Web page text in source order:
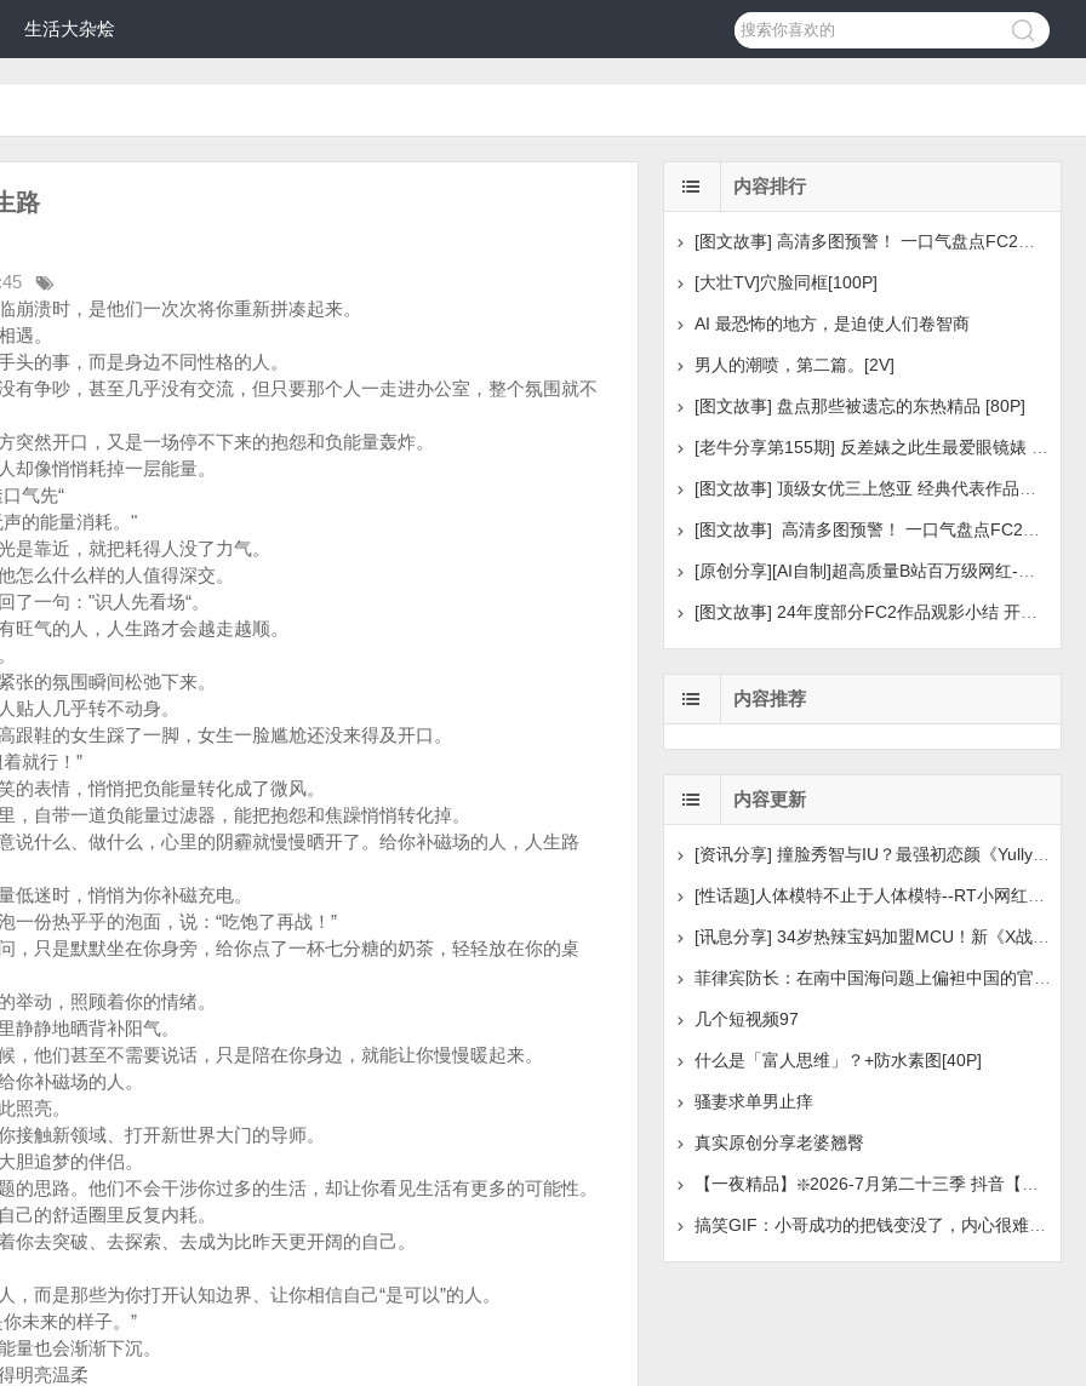
生活大杂烩
路
崩溃时，是他们一次次将你重新拼凑起来。
遇。
头的事，而是身边不同性格的人。
有争吵，甚至几乎没有交流，但只要那个人一走进办公室，整个氛围就不
突然开口，又是一场停不下来的抱怨和负能量轰炸。
却像悄悄耗掉一层能量。
气先“
的能量消耗。"
是靠近，就把耗得人没了力气。
怎么什么样的人值得深交。
一句："识人先看场“。
旺气的人，人生路才会越走越顺。
张的氛围瞬间松弛下来。
贴人几乎转不动身。
跟鞋的女生踩了一脚，女生一脸尴尬还没来得及开口。
就行！”
的表情，悄悄把负能量转化成了微风。
，自带一道负能量过滤器，能把抱怨和焦躁悄悄转化掉。
说什么、做什么，心里的阴霾就慢慢晒开了。给你补磁场的人，人生路
低迷时，悄悄为你补磁充电。
一份热乎乎的泡面，说：“吃饱了再战！”
，只是默默坐在你身旁，给你点了一杯七分糖的奶茶，轻轻放在你的桌
举动，照顾着你的情绪。
静静地晒背补阳气。
，他们甚至不需要说话，只是陪在你身边，就能让你慢慢暖起来。
你补磁场的人。
照亮。
接触新领域、打开新世界大门的导师。
胆追梦的伴侣。
的思路。他们不会干涉你过多的生活，却让你看见生活有更多的可能性。
己的舒适圈里反复内耗。
你去突破、去探索、去成为比昨天更开阔的自己。
而是那些为你打开认知边界、让你相信自己“是可以”的人。
未来的样子。”
量也会渐渐下沉。
明亮温柔
内容排行
[大壮TV]穴脸同框[100P]
AI 最恐怖的地方，是迫使人们卷智商
男人的潮喷，第二篇。[2V]
[图文故事] 盘点那些被遗忘的东热精品 [80P]
[图文故事] 24年度部分FC2作品观影小结 开年王炸后续
内容推荐
内容更新
[资讯分享] 撞脸秀智与IU？最强初恋颜《Yully》笑起来像
[讯息分享] 34岁热辣宝妈加盟MCU！新《X战警》白皇后选
几个短视频97
什么是「富人思维」？+防水素图[40P]
骚妻求单男止痒
真实原创分享老婆翘臀
搞笑GIF：小哥成功的把钱变没了，内心很难接受这个现实